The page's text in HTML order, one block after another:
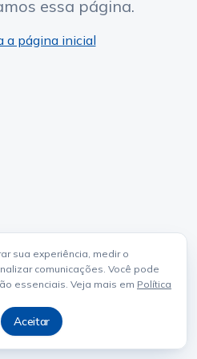
sua experiência, medir o
comunicações. Você pode
essenciais. Veja mais em Política
Aceitar
essa página.
a página inicial